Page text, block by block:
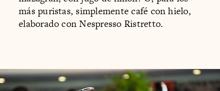
más puristas, simplemente café con hielo,
elaborado con Nespresso Ristretto.